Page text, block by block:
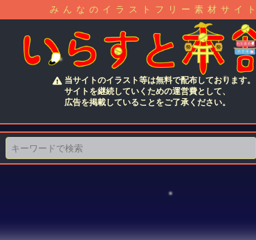
みんなのイラストフリー素材サイト
当サイトのイラスト等は無料で配布しております。
サイトを継続していくための運営費として、
広告を掲載していることをご了承ください。